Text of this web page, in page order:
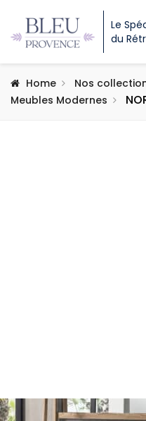
Le
du
Home Nos
Meubles Modernes